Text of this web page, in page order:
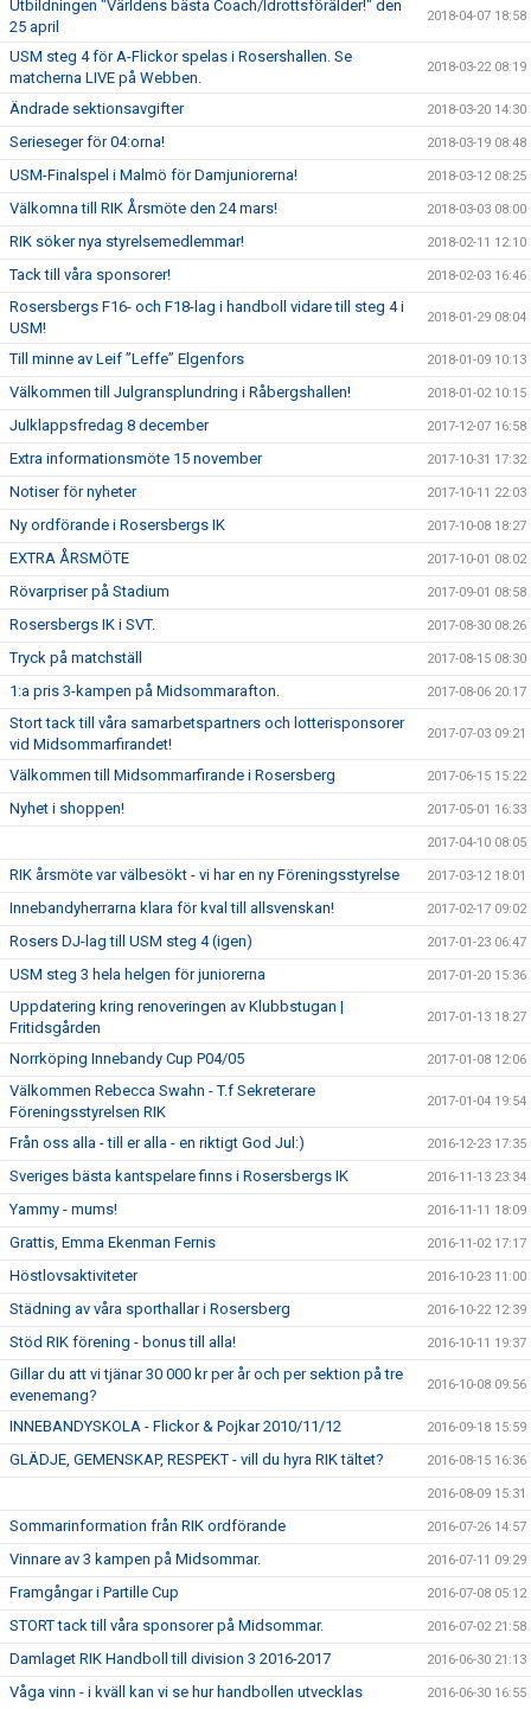
Utbildningen "Världens bästa Coach/Idrottsförälder!" den
25 april
2018-04-07 18:58
USM steg 4 för A-Flickor spelas i Rosershallen. Se
matcherna LIVE på Webben.
2018-03-22 08:19
Ändrade sektionsavgifter 2018-03-20 14:30
Serieseger för 04:orna! 2018-03-19 08:48
USM-Finalspel i Malmö för Damjuniorerna! 2018-03-12 08:25
Välkomna till RIK Årsmöte den 24 mars! 2018-03-03 08:00
RIK söker nya styrelsemedlemmar! 2018-02-11 12:10
Tack till våra sponsorer! 2018-02-03 16:46
Rosersbergs F16- och F18-lag i handboll vidare till steg 4 i
USM!
2018-01-29 08:04
Till minne av Leif ”Leffe” Elgenfors 2018-01-09 10:13
Välkommen till Julgransplundring i Råbergshallen! 2018-01-02 10:15
Julklappsfredag 8 december 2017-12-07 16:58
Extra informationsmöte 15 november 2017-10-31 17:32
Notiser för nyheter 2017-10-11 22:03
Ny ordförande i Rosersbergs IK 2017-10-08 18:27
EXTRA ÅRSMÖTE 2017-10-01 08:02
Rövarpriser på Stadium 2017-09-01 08:58
Rosersbergs IK i SVT. 2017-08-30 08:26
Tryck på matchställ 2017-08-15 08:30
1:a pris 3-kampen på Midsommarafton. 2017-08-06 20:17
Stort tack till våra samarbetspartners och lotterisponsorer
vid Midsommarfirandet!
2017-07-03 09:21
Välkommen till Midsommarfirande i Rosersberg 2017-06-15 15:22
Nyhet i shoppen! 2017-05-01 16:33
2017-04-10 08:05
RIK årsmöte var välbesökt - vi har en ny Föreningsstyrelse 2017-03-12 18:01
Innebandyherrarna klara för kval till allsvenskan! 2017-02-17 09:02
Rosers DJ-lag till USM steg 4 (igen) 2017-01-23 06:47
USM steg 3 hela helgen för juniorerna 2017-01-20 15:36
Uppdatering kring renoveringen av Klubbstugan |
Fritidsgården
2017-01-13 18:27
Norrköping Innebandy Cup P04/05 2017-01-08 12:06
Välkommen Rebecca Swahn - T.f Sekreterare
Föreningsstyrelsen RIK
2017-01-04 19:54
Från oss alla - till er alla - en riktigt God Jul:) 2016-12-23 17:35
Sveriges bästa kantspelare finns i Rosersbergs IK 2016-11-13 23:34
Yammy - mums! 2016-11-11 18:09
Grattis, Emma Ekenman Fernis 2016-11-02 17:17
Höstlovsaktiviteter 2016-10-23 11:00
Städning av våra sporthallar i Rosersberg 2016-10-22 12:39
Stöd RIK förening - bonus till alla! 2016-10-11 19:37
Gillar du att vi tjänar 30 000 kr per år och per sektion på tre
evenemang?
2016-10-08 09:56
INNEBANDYSKOLA - Flickor & Pojkar 2010/11/12 2016-09-18 15:59
GLÄDJE, GEMENSKAP, RESPEKT - vill du hyra RIK tältet? 2016-08-15 16:36
2016-08-09 15:31
Sommarinformation från RIK ordförande 2016-07-26 14:57
Vinnare av 3 kampen på Midsommar. 2016-07-11 09:29
Framgångar i Partille Cup 2016-07-08 05:12
STORT tack till våra sponsorer på Midsommar. 2016-07-02 21:58
Damlaget RIK Handboll till division 3 2016-2017 2016-06-30 21:13
Våga vinn - i kväll kan vi se hur handbollen utvecklas 2016-06-30 16:55